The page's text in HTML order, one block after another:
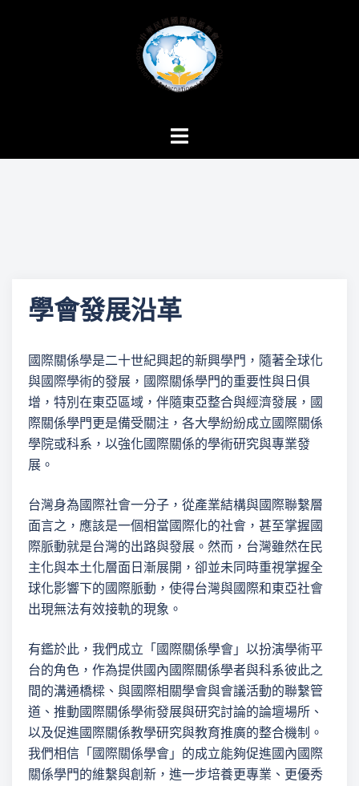
Toggle
學會發展沿革
國際關係學是二十世紀興起的新興學門，隨著全球化
與國際學術的發展，國際關係學門的重要性與日俱
增，特別在東亞區域，伴隨東亞整合與經濟發展，國
際關係學門更是備受關注，各大學紛紛成立國際關係
學院或科系，以強化國際關係的學術研究與專業發
展。
台灣身為國際社會一分子，從產業結構與國際聯繫層
面言之，應該是一個相當國際化的社會，甚至掌握國
際脈動就是台灣的出路與發展。然而，台灣雖然在民
主化與本土化層面日漸展開，卻並未同時重視掌握全
球化影響下的國際脈動，使得台灣與國際和東亞社會
出現無法有效接軌的現象。
有鑑於此，我們成立「國際關係學會」以扮演學術平
台的角色，作為提供國內國際關係學者與科系彼此之
間的溝通橋樑、與國際相關學會與會議活動的聯繫管
道、推動國際關係學術發展與研究討論的論壇場所、
以及促進國際關係教學研究與教育推廣的整合機制。
我們相信「國際關係學會」的成立能夠促進國內國際
關係學門的維繫與創新，進一步培養更專業、更優秀